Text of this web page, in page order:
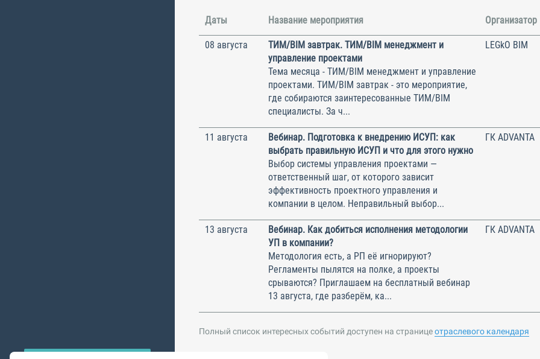
Даты Название мероприятия Организатор
08 августа
ТИМ/BIM завтрак. ТИМ/BIM менеджмент и
управление проектами
Тема месяца - ТИМ/BIM менеджмент и управление
проектами. ТИМ/BIM завтрак - это мероприятие,
где собираются заинтересованные ТИМ/BIM
специалисты. За ч...
LEGkO BIM
11 августа
Вебинар. Подготовка к внедрению ИСУП: как
выбрать правильную ИСУП и что для этого нужно
Выбор системы управления проектами —
ответственный шаг, от которого зависит
эффективность проектного управления и
компании в целом. Неправильный выбор...
ГК ADVANTA
13 августа
Вебинар. Как добиться исполнения методологии
УП в компании?
Методология есть, а РП её игнорируют?
Регламенты пылятся на полке, а проекты
срываются? Приглашаем на бесплатный вебинар
13 августа, где разберём, ка...
ГК ADVANTA
Полный список интересных событий доступен на страницеотраслевого календаря